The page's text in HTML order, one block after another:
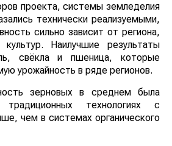
проекта, системы земледелия
технически реализуемыми,
сильно зависит от региона,
Наилучшие результаты
свёкла и пшеница, которые
урожайность в ряде регионов.
зерновых в среднем была
технологиях с
чем в системах органического